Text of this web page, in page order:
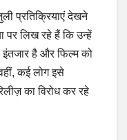
प्रतिक्रियाएं देखने
पर लिख रहे हैं कि उन्हें
है और फिल्म को
कई लोग इसे
का विरोध कर रहे